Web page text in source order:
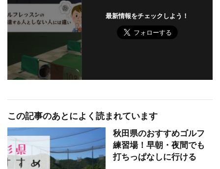
最新情報をチェックしよう！
この記事のあとによく読まれています
秋田県のおすすめゴルフ
練習場！早朝・夜間でも
打ちっぱなしに行ける